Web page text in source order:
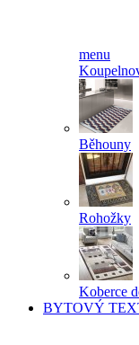
menu
Běhouny
Rohožky
Koberce
BYTOVÝ